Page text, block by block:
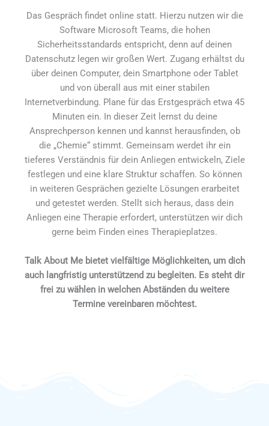
Das Gespräch findet online statt. Hierzu nutzen wir die
Software Microsoft Teams, die hohen
Sicherheitsstandards entspricht, denn auf deinen
Datenschutz legen wir großen Wert. Zugang erhältst du
über deinen Computer, dein Smartphone oder Tablet
und von überall aus mit einer stabilen
Internetverbindung. Plane für das Erstgespräch etwa 45
Minuten ein. In dieser Zeit lernst du deine
Ansprechperson kennen und kannst herausfinden, ob
die „Chemie“ stimmt. Gemeinsam werdet ihr ein
tieferes Verständnis für dein Anliegen entwickeln, Ziele
festlegen und eine klare Struktur schaffen. So können
in weiteren Gesprächen gezielte Lösungen erarbeitet
und getestet werden. Stellt sich heraus, dass dein
Anliegen eine Therapie erfordert, unterstützen wir dich
gerne beim Finden eines Therapieplatzes.
Talk About Me bietet vielfältige Möglichkeiten, um dich
auch langfristig unterstützend zu begleiten. Es steht dir
frei zu wählen in welchen Abständen du weitere
Termine vereinbaren möchtest.